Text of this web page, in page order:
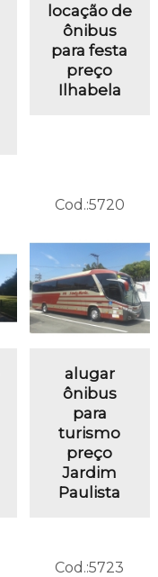
locação de
ônibus
para festa
preço
Ilhabela
Cod.:5720
alugar
ônibus
para
turismo
preço
Jardim
Paulista
Cod.:5723